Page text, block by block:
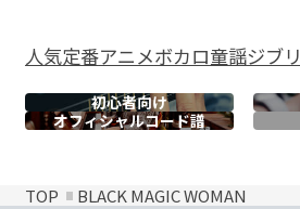
人気定番アニメボカロ童謡ジブリ
初心者向け
オフィシャルコード譜
TOP BLACK MAGIC WOMAN